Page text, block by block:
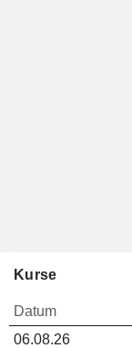
Kurse
Datum
06.08.26